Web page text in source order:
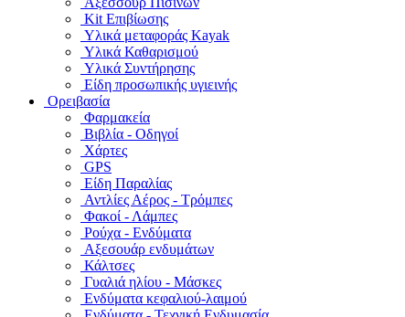
Kit Επιβίωσης
Υλικά μεταφοράς Kayak
Υλικά Καθαρισμού
Υλικά Συντήρησης
Είδη προσωπικής υγιεινής
Ορειβασία
Φαρμακεία
Βιβλία - Οδηγοί
Χάρτες
GPS
Είδη Παραλίας
Αντλίες Αέρος - Τρόμπες
Φακοί - Λάμπες
Ρούχα - Ενδύματα
Αξεσουάρ ενδυμάτων
Κάλτσες
Γυαλιά ηλίου - Μάσκες
Ενδύματα κεφαλιού-λαιμού